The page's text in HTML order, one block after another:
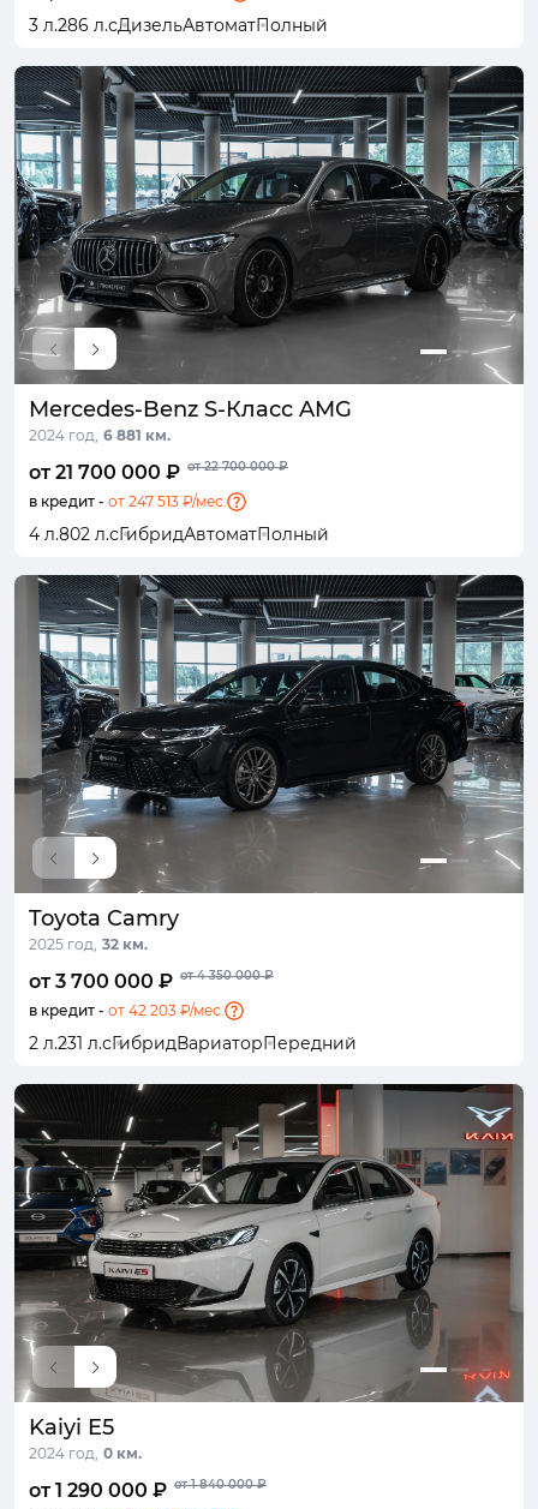
3 л.286 л.сДизельАвтоматПолный
Mercedes-Benz S-Класс AMG
2024 год, 6 881 км.
от 21 700 000 ₽ от 22 700 000 ₽
в кредит - от 247 513 ₽/мес.
4 л.802 л.сГибридАвтоматПолный
Toyota Camry
2025 год, 32 км.
от 3 700 000 ₽ от 4 350 000 ₽
в кредит - от 42 203 ₽/мес.
2 л.231 л.сГибридВариаторПередний
Kaiyi E5
2024 год, 0 км.
от 1 290 000 ₽ от 1 840 000 ₽